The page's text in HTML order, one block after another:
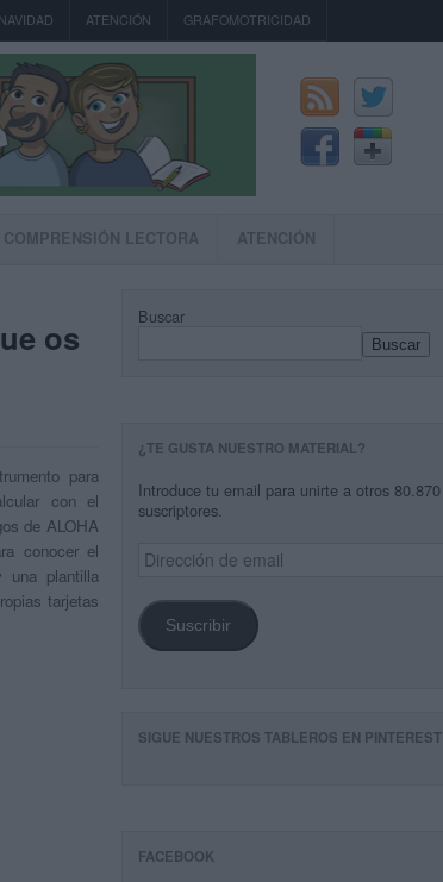
NAVIDAD ATENCIÓN GRAFOMOTRICIDAD
COMPRENSIÓN LECTORA ATENCIÓN
os
para
con el
de ALOHA
conocer el
una plantilla
tarjetas
Buscar
Buscar
¿TE GUSTA NUESTRO MATERIAL?
Introduce tu email para unirte a otros 80.870
suscriptores.
Dirección
de
Suscribir
SIGUE NUESTROS TABLEROS EN PINTEREST
FACEBOOK